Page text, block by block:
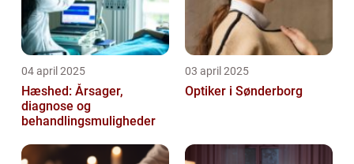
04 april 2025
Hæshed: Årsager,
diagnose og
behandlingsmuligheder
03 april 2025
Optiker i Sønderborg